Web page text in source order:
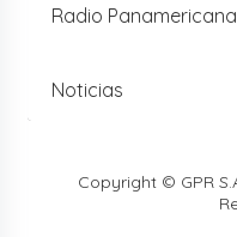
Radio Panamericana
Noticias
Copyright © GPR